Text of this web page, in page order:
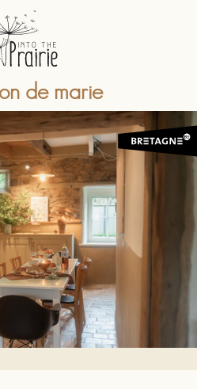
de marie